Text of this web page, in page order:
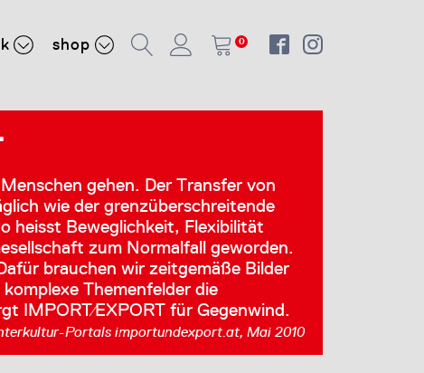
shop 0
gehen. Der Transfer von
wie der grenzüberschreitende
heisst Beweglichkeit, Flexibilität
zum Normalfall geworden.
brauchen wir zeitgemäße Bilder
Themenfelder die
IMPORT⁄EXPORT für Gegenwind.
Portals importundexport.at, Mai 2010